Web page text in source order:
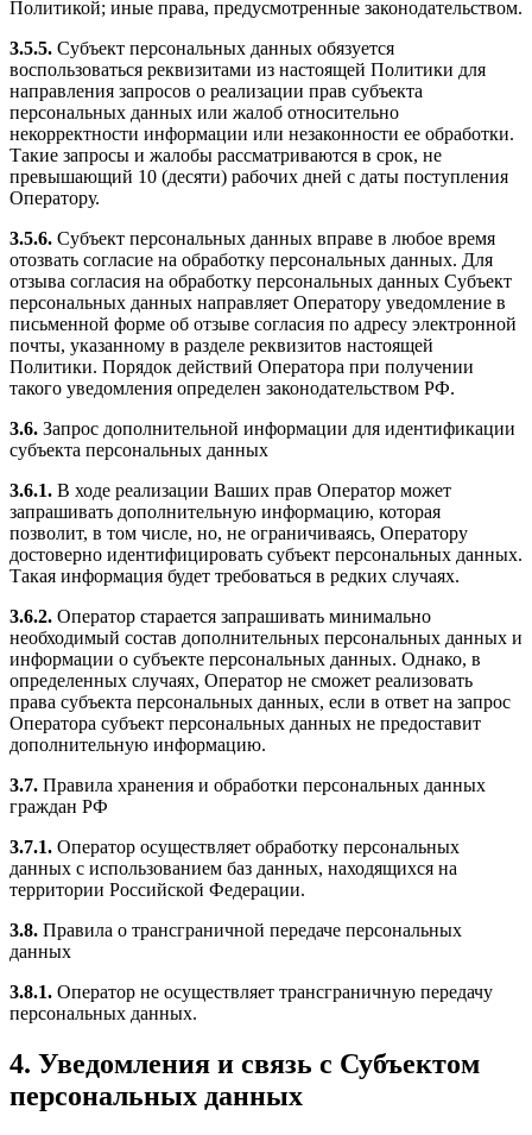
Политикой; иные права, предусмотренные законодательством.
3.5.5. Субъект персональных данных обязуется
воспользоваться реквизитами из настоящей Политики для
направления запросов о реализации прав субъекта
персональных данных или жалоб относительно
некорректности информации или незаконности ее обработки.
Такие запросы и жалобы рассматриваются в срок, не
превышающий 10 (десяти) рабочих дней с даты поступления
Оператору.
3.5.6. Субъект персональных данных вправе в любое время
отозвать согласие на обработку персональных данных. Для
отзыва согласия на обработку персональных данных Субъект
персональных данных направляет Оператору уведомление в
письменной форме об отзыве согласия по адресу электронной
почты, указанному в разделе реквизитов настоящей
Политики. Порядок действий Оператора при получении
такого уведомления определен законодательством РФ.
3.6. Запрос дополнительной информации для идентификации
субъекта персональных данных
3.6.1. В ходе реализации Ваших прав Оператор может
запрашивать дополнительную информацию, которая
позволит, в том числе, но, не ограничиваясь, Оператору
достоверно идентифицировать субъект персональных данных.
Такая информация будет требоваться в редких случаях.
3.6.2. Оператор старается запрашивать минимально
необходимый состав дополнительных персональных данных и
информации о субъекте персональных данных. Однако, в
определенных случаях, Оператор не сможет реализовать
права субъекта персональных данных, если в ответ на запрос
Оператора субъект персональных данных не предоставит
дополнительную информацию.
3.7. Правила хранения и обработки персональных данных
граждан РФ
3.7.1. Оператор осуществляет обработку персональных
данных с использованием баз данных, находящихся на
территории Российской Федерации.
3.8. Правила о трансграничной передаче персональных
данных
3.8.1. Оператор не осуществляет трансграничную передачу
персональных данных.
4. Уведомления и связь с Субъектом
персональных данных